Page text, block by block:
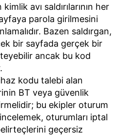
avı saldırılarının her
parola girilmesini
Bazen saldırgan,
bir sayfada gerçek bir
ancak bu kod
kodu talebi alan
BT veya güvenlik
bu ekipler oturum
oturumları iptal
geçersiz